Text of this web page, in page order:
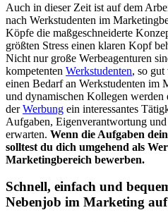
Auch in dieser Zeit ist auf dem
nach Werkstudenten im
Köpfe die maßgeschneiderte
größten Stress einen klaren Kopf
Nicht nur große Werbeagenturen
kompetenten Werkstudenten, so gut
einen Bedarf an Werkstudenten im
und dynamischen Kollegen werden
derWerbung ein interessantes
Aufgaben, Eigenverantwortung
erwarten. Wenn die Aufgaben
solltest du dich umgehend als
Marketingbereich bewerben.
Schnell, einfach und
Nebenjob im Marketing